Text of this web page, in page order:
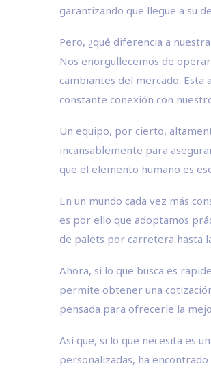
garantizando que llegue a su
Pero, ¿qué diferencia a
Nos enorgullecemos de
cambiantes del mercado. Esta
constante conexión con
Un equipo, por cierto,
incansablemente para
que el elemento humano es
En un mundo cada vez más
es por ello que adoptamos
de palets por carretera hasta
Ahora, si lo que busca es
permite obtener una
pensada para ofrecerle la
Así que, si lo que necesita es
personalizadas, ha